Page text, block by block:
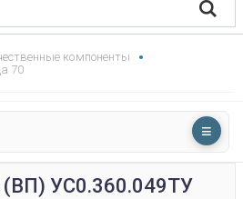
компоненты
70
УС0.360.049ТУ